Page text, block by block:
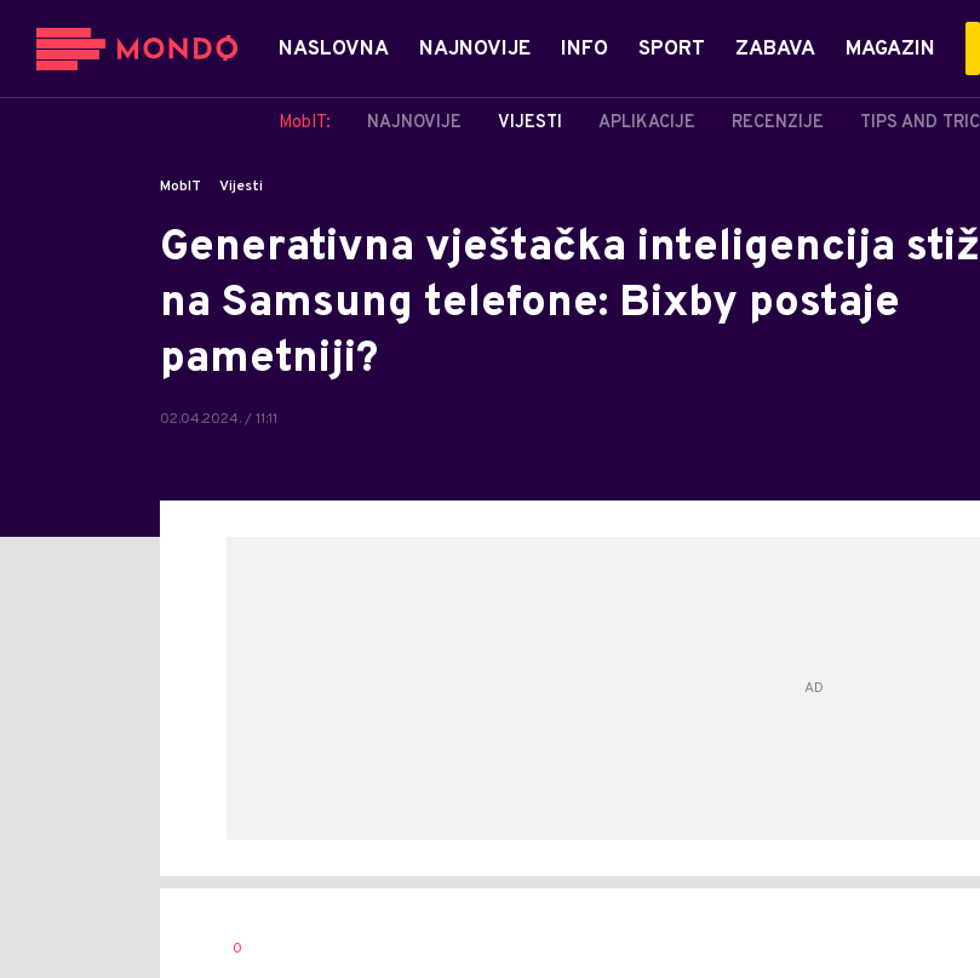
NASLOVNA NAJNOVIJE INFO SPORT ZABAVA MAGAZIN
MobIT: NAJNOVIJE VIJESTI APLIKACIJE RECENZIJE TIPS AND
MobIT Vijesti
Generativna vještačka inteligencija
na Samsung telefone: Bixby postaje
pametniji?
02.04.2024. / 11:11
0